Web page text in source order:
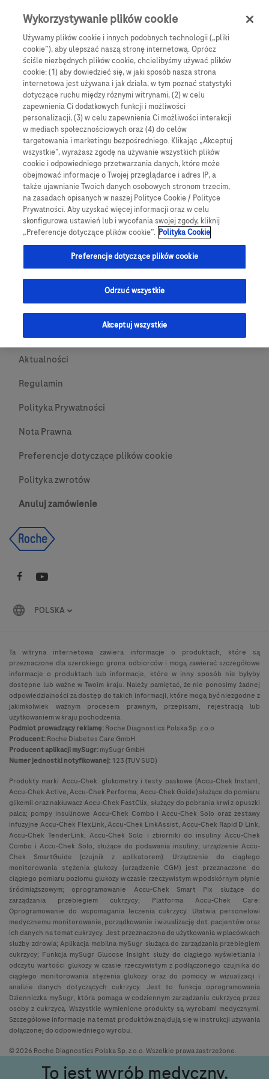
Skip to main content Menu
Products Articles
We are sorry, but no results were found for:
Globalne Strony Internetowe
Global Roche
Platforma Accu-Chek Care
Global Roche Diabetologia
Wszystkie lokalizacje
Skontaktuj się z nami
O nas
Aktualności
Regulamin
Polityka Prywatności
Nota Prawna
Preferencje dotyczące plików cookie
Polityka zwrotów
Anuluj zamówienie
POLSKA
Ta witryna internetowa zawiera informacje o produktach, które są
przeznaczone dla szerokiego grona odbiorców i mogą zawierać szczegółowe
informacje o produktach lub informacje, które w inny sposób nie byłyby
dostępne lub ważne w Twoim kraju. Należy pamiętać, że nie ponosimy żadnej
odpowiedzialności za dostęp do takich informacji, które mogą być niezgodne z
jakimkolwiek ważnym procesem prawnym, przepisami, rejestracją lub
użytkowaniem w kraju pochodzenia.
Podmiot prowadzący reklamę:Roche Diagnostics Polska Sp. z o.o
Producent:Roche Diabetes Care GmbH
Producent aplikacji mySugr:mySugr GmbH
Numer jednostki notyfikowanej:123 (TUV SUD)
Produkty marki Accu-Chek: glukometry i testy paskowe (Accu-Chek Instant,
Accu-Chek Active, Accu-Chek Performa, Accu-Chek Guide) służące do pomiaru
glikemii oraz nakłuwacz Accu-Chek FastClix, służący do pobrania krwi z opuszki
palca; pompy insulinowe Accu-Chek Combo i Accu-Chek Solo oraz zestawy
infuzyjne Accu-Chek FlexLink, Accu-Chek LinkAssist, Accu-Chek Rapid D Link,
Accu-Chek TenderLink, Accu-Chek Solo i zbiorniki do insuliny Accu-Chek
Combo i Accu-Chek Solo, służące do podawania insuliny; urządzenie Accu-
Chek SmartGuide (czujnik z aplikatorem): Urządzenie do ciągłego
monitorowania stężenia glukozy (urządzenie CGM) jest przeznaczone do
ciągłego pomiaru poziomu glukozy w czasie rzeczywistym w podskórnym płynie
śródmiąższowym; oprogramowanie Accu-Chek Smart Pix służące do
zarządzania przebiegiem cukrzycy; Platforma Accu-Chek Care:
Oprogramowanie do wspomagania leczenia cukrzycy. Ułatwia personelowi
medycznemu monitorowanie, porządkowanie i wizualizację dot. pacjentów oraz
ich danych na temat cukrzycy. Jest przeznaczona do użytkowania w placówkach
służby zdrowia; Aplikacja mobilna mySugr służąca do zarządzania przebiegiem
cukrzycy; Funkcja mySugr Glucose Insight służy do ciągłego wyświetlania i
odczytu wartości glukozy w czasie rzeczywistym z podłączonego czujnika do
ciągłego monitorowania stężenia glukozy oraz do pomocy w wizualizacji i
analizie danych dotyczących cukrzycy. Jest to funkcja oprogramowania
Dzienniczka mySugr, która pomaga w codziennym zarządzaniu cukrzycą przez
osoby z cukrzycą. Wszystkie wymienione produkty są wyrobami medycznymi.
Szczegółowe informacje na temat produktów znajdują się w instrukcji używania
dołączonej do odpowiedniego wyrobu.
© 2026 Roche Diagnostics Polska Sp. z o.o. Wszelkie prawa zastrzeżone.
To jest wyrób medyczny.
Wykorzystywanie plików cookie
Używamy plików cookie i innych podobnych technologii („pliki
cookie”), aby ulepszać naszą stronę internetową. Oprócz
ściśle niezbędnych plików cookie, chcielibyśmy używać plików
cookie: (1) aby dowiedzieć się, w jaki sposób nasza strona
internetowa jest używana i jak działa, w tym poznać statystyki
dotyczące ruchu między róznymi witrynami, (2) w celu
zapewnienia Ci dodatkowych funkcji i możliwości
personalizacji, (3) w celu zapewnienia Ci możliwości interakcji
w mediach społecznościowych oraz (4) do celów
targetowania i marketingu bezpośredniego. Klikając „Akceptuj
wszystkie”, wyrażasz zgodę na używanie wszystkich plików
cookie i odpowiedniego przetwarzania danych, które może
obejmować informacje o Twojej przeglądarce i adres IP, a
także ujawnianie Twoich danych osobowych stronom trzecim,
na zasadach opisanych w naszej Polityce Cookie / Polityce
Prywatności. Aby uzyskać więcej informacji oraz w celu
skonfigurowa ustawień lub i wycofania swojej zgody, kliknij
„Preferencje dotyczące plików cookie”. Polityka Cookie
Preferencje dotyczące plików cookie
Odrzuć wszystkie
Akceptuj wszystkie